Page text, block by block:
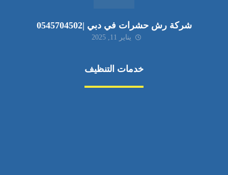
شركة رش حشرات في دبي |0545704502
يناير 11, 2025
خدمات التنظيف